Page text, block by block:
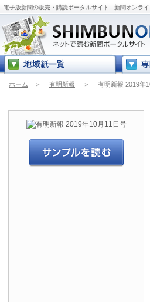
電子版新聞の販売・購読ポータルサイト - 新聞オンラ
ホーム ＞ 有明新報 ＞ 有明新報 2019年